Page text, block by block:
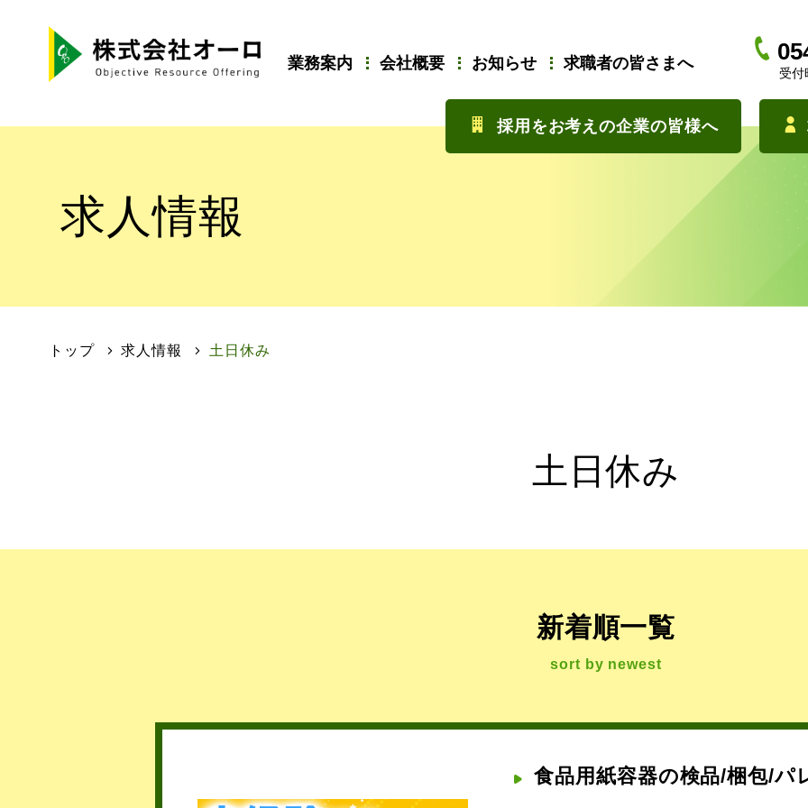
業務案内 会社概要 お知らせ 求職者の皆さまへ
受付
採用をお考えの企業の皆様へ
求人情報
トップ 求人情報 土日休み
土日休み
新着順一覧
sort by newest
食品用紙容器の検品/梱包/パ